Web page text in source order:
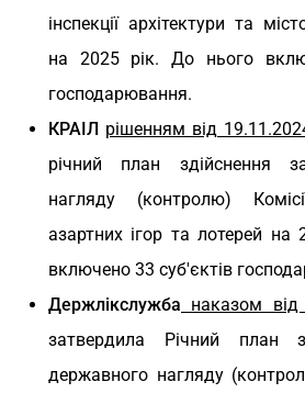
інспекції архітектури та
на 2025 рік. До нього
господарювання.
КРАІЛ рішенням від
річний план здійснення
нагляду (контролю)
азартних ігор та лотерей
включено 33 суб'єктів
Держлікслужба наказом
затвердила Річний план
державного нагляду